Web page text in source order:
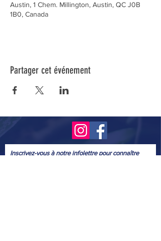
Austin, 1 Chem. Millington, Austin, QC J0B
1B0, Canada
Partager cet événement
Inscrivez-vous à notre infolettre pour connaître